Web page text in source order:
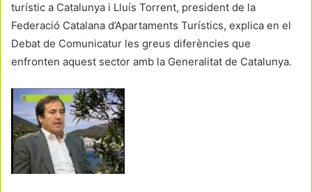
turístic a Catalunya i Lluís Torrent, president de la
Federació Catalana d’Apartaments Turístics, explica en el
Debat de Comunicatur les greus diferències que
enfronten aquest sector amb la Generalitat de Catalunya.